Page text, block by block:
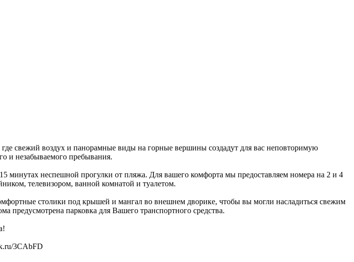
свежий воздух и панорамные виды на горные вершины создадут для вас неповторимую
и незабываемого пребывания.
неспешной прогулки от пляжа. Для вашего комфорта мы предоставляем номера на 2 и 4
телевизором, ванной комнатой и туалетом.
столики под крышей и мангал во внешнем дворике, чтобы вы могли насладиться свежим
предусмотрена парковка для Вашего транспортного средства.
3CAbFD